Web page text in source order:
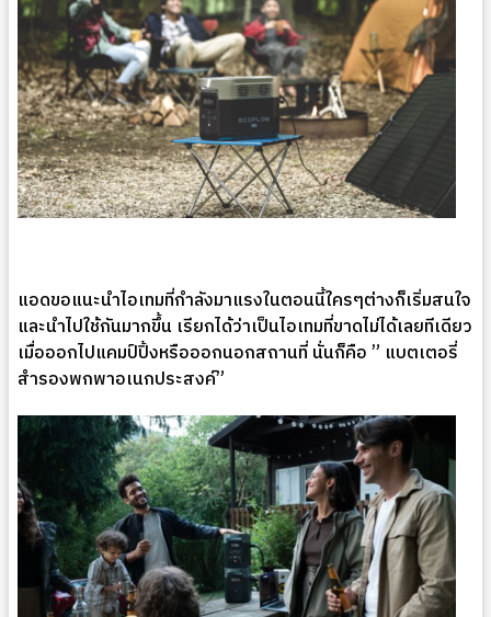
แอดขอแนะนำไอเทมที่กำลังมาแรงในตอนนี้ใครๆต่างก็เริ่มสนใจ
และนำไปใช้กันมากขึ้น เรียกได้ว่าเป็นไอเทมที่ขาดไม่ได้เลยทีเดียว
เมื่อออกไปแคมป์ปิ้งหรือออกนอกสถานที่ นั่นก็คือ ” แบตเตอรี่
สำรองพกพาอเนกประสงค์”